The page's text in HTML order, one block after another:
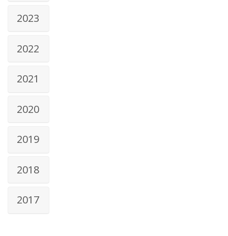
2023
2022
2021
2020
2019
2018
2017